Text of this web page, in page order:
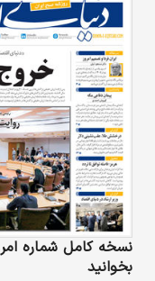
نسخه کامل شماره
بخوانید